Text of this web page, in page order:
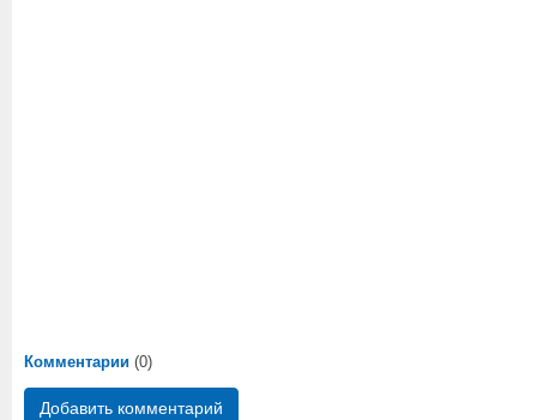
Комментарии (0)
Добавить комментарий